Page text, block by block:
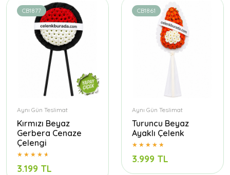
CB1877
Aynı Gün Teslimat
Kırmızı Beyaz
Gerbera Cenaze
Çelengi
3.199 TL
CB1861
Aynı Gün Teslimat
Turuncu Beyaz
Ayaklı Çelenk
3.999 TL